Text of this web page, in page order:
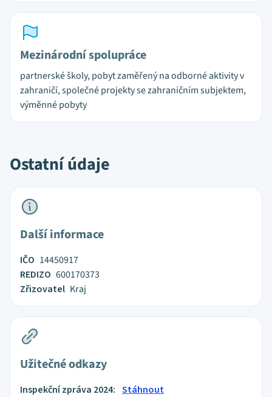
Mezinárodní spolupráce
partnerské školy, pobyt zaměřený na odborné aktivity v
zahraničí, společné projekty se zahraničním subjektem,
výměnné pobyty
Ostatní údaje
Další informace
IČO 14450917
REDIZO 600170373
Zřizovatel Kraj
Užitečné odkazy
Inspekční zpráva 2024: Stáhnout